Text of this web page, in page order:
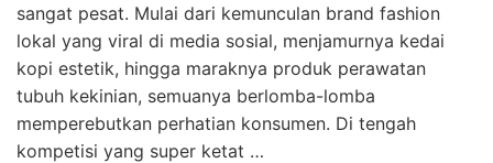
sangat pesat. Mulai dari kemunculan brand fashion
lokal yang viral di media sosial, menjamurnya kedai
kopi estetik, hingga maraknya produk perawatan
tubuh kekinian, semuanya berlomba-lomba
memperebutkan perhatian konsumen. Di tengah
kompetisi yang super ketat …